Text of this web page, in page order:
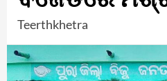
Teerthkhetra